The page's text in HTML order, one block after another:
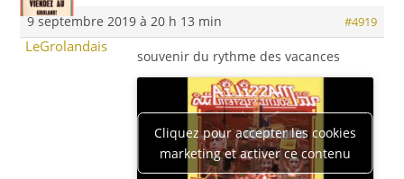
9 septembre 2019 à 20 h 13 min #4919
LeGrolandais
souvenir du rythme des vacances
Cliquez pour accepter les cookies
marketing et activer ce contenu